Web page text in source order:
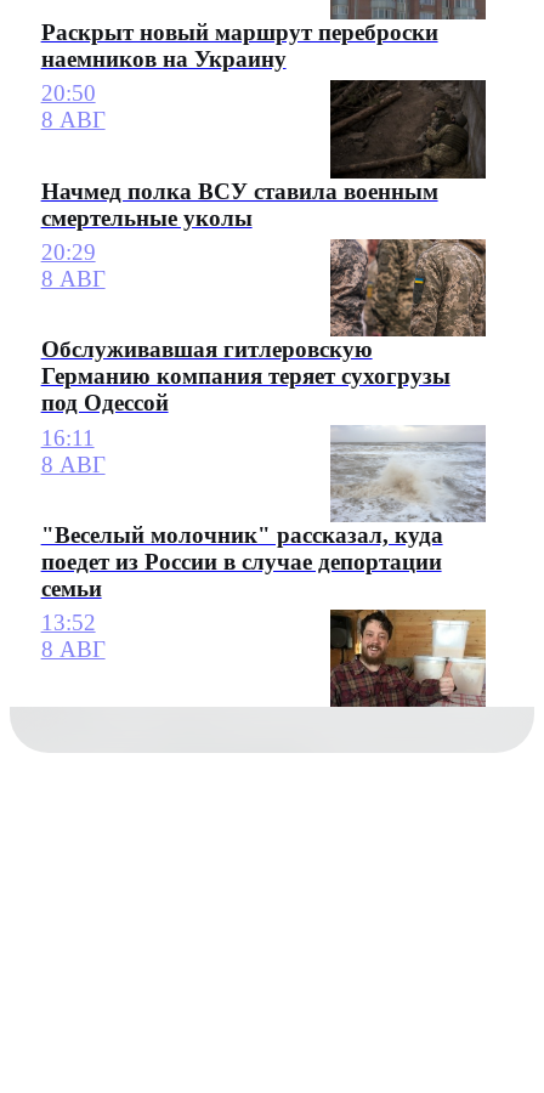
Раскрыт новый маршрут переброски
наемников на Украину
20:50
8 АВГ
Начмед полка ВСУ ставила военным
смертельные уколы
20:29
8 АВГ
Обслуживавшая гитлеровскую
Германию компания теряет сухогрузы
под Одессой
16:11
8 АВГ
"Веселый молочник" рассказал, куда
поедет из России в случае депортации
семьи
13:52
8 АВГ